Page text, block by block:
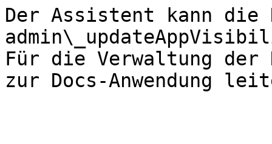
Der Assistent kann die
Für die Verwaltung der